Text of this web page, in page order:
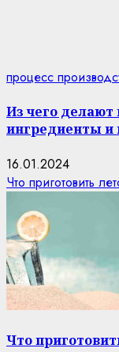
процесс
Из чего делают
ингредиенты и
16.01.2024
Что приготовить
Что